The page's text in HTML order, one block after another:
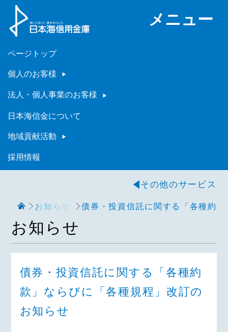
メニュー
ページトップ
個人のお客様
法人・個人事業のお客様
日本海信金について
地域貢献活動
採用情報
その他のサービス
お知らせ 債券・投資信託に関する「各種約
お知らせ
債券・投資信託に関する「各種約
款」ならびに「各種規程」改訂の
お知らせ